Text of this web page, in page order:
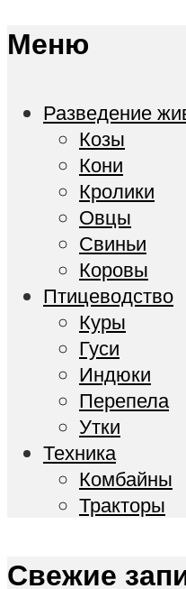
Меню
Разведение
Козы
Кони
Кролики
Овцы
Свиньи
Коровы
Птицеводство
Куры
Гуси
Индюки
Перепела
Утки
Техника
Комбайны
Тракторы
Свежие